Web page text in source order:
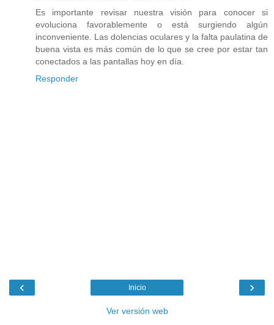
Es importante revisar nuestra visión para conocer si
evoluciona favorablemente o está surgiendo algún
inconveniente. Las dolencias oculares y la falta paulatina de
buena vista es más común de lo que se cree por estar tan
conectados a las pantallas hoy en día.
Responder
‹ ›
Inicio
Ver versión web